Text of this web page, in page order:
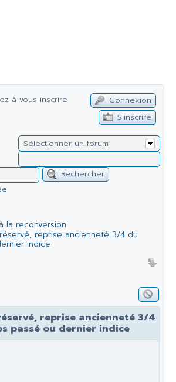
à vous inscrire
Connexion
S'inscrire
Sélectionner un forum
Rechercher
la reconversion
reprise ancienneté 3/4 du
indice
reprise ancienneté 3/4
passé ou dernier indice